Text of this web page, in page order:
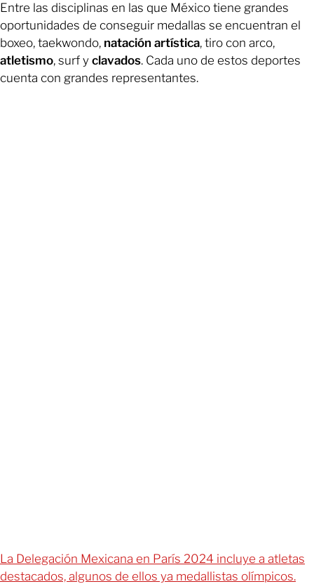
Entre las disciplinas en las que México tiene grandes
oportunidades de conseguir medallas se encuentran el
boxeo, taekwondo, natación artística, tiro con arco,
atletismo, surf y clavados. Cada uno de estos deportes
cuenta con grandes representantes.
La Delegación Mexicana en París 2024 incluye a atletas
destacados, algunos de ellos ya medallistas olímpicos.